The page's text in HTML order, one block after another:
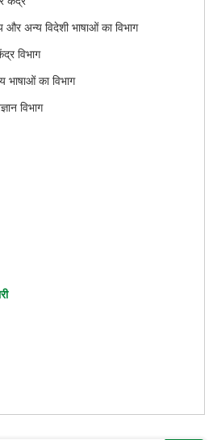
अन्य विदेशी भाषाओं का विभाग
विभाग
भाषाओं का विभाग
विभाग